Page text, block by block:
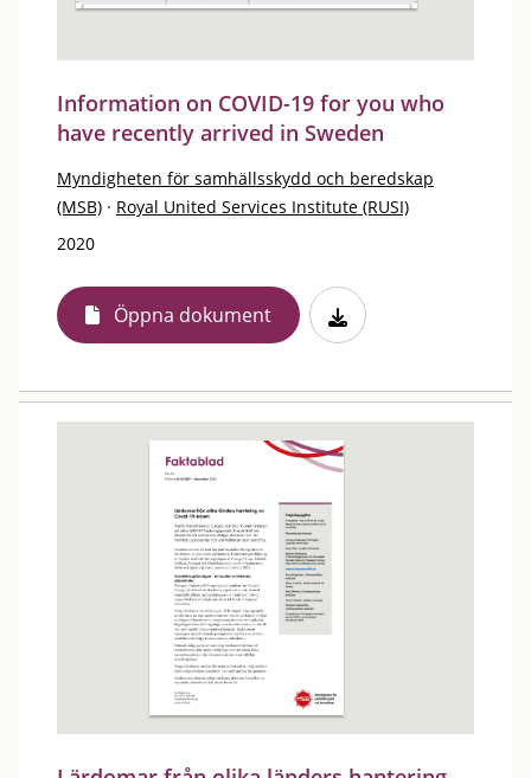
Information on COVID-19 for you who
have recently arrived in Sweden
Myndigheten för samhällsskydd och beredskap
(MSB) · Royal United Services Institute (RUSI)
2020
Öppna dokument